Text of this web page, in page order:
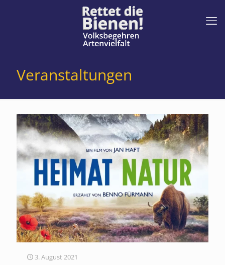
Veranstaltungen
3. August 2021